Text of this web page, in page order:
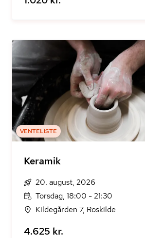
VENTELISTE
Keramik
20. august, 2026
Torsdag, 18:00 - 21:30
Kildegården 7, Roskilde
4.625 kr.